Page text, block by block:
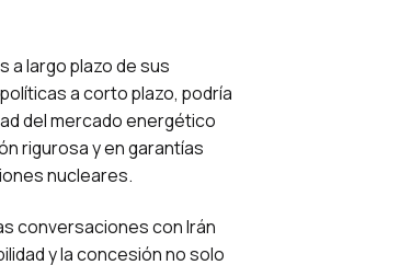
a largo plazo de sus
a corto plazo, podría
del mercado energético
rigurosa y en garantías
nucleares.
conversaciones con Irán
y la concesión no solo